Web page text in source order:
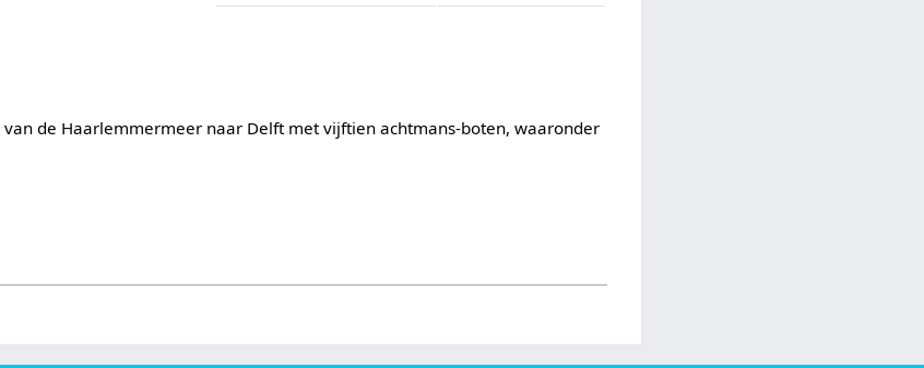
de Haarlemmermeer naar Delft met vijftien achtmans-boten, waaronder